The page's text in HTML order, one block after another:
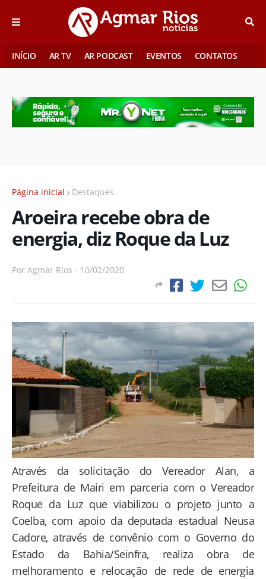
INÍCIO AR TV AR PODCAST EVENTOS CONTATOS
Página inicial Destaques
Aroeira recebe obra de
energia, diz Roque da Luz
Por Agmar Rios - 10/02/2020
Através da solicitação do Vereador Alan, a
Prefeitura de Mairi em parceria com o Vereador
Roque da Luz que viabilizou o projeto junto a
Coelba, com apoio da deputada estadual Neusa
Cadore, através de convênio com o Governo do
Estado da Bahia/Seinfra, realiza obra de
melhoramento e relocação de rede de energia